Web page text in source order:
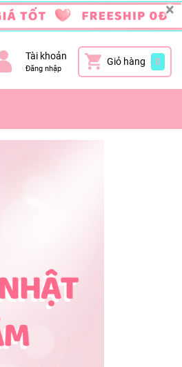
×
Tài khoản
Đăng nhập
Giỏ hàng 0